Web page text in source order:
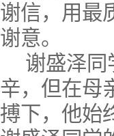
谢信，用最
谢意。
谢盛泽同
辛，但在母
搏下，他始